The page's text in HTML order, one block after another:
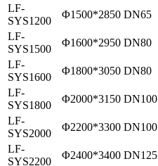
LF-
SYS1200
Φ1500*2850 DN65
LF-
SYS1500
Φ1600*2950 DN80
LF-
SYS1600
Φ1800*3050 DN80
LF-
SYS1800
Φ2000*3150 DN100
LF-
SYS2000
Φ2200*3300 DN100
LF-
SYS2200
Φ2400*3400 DN125